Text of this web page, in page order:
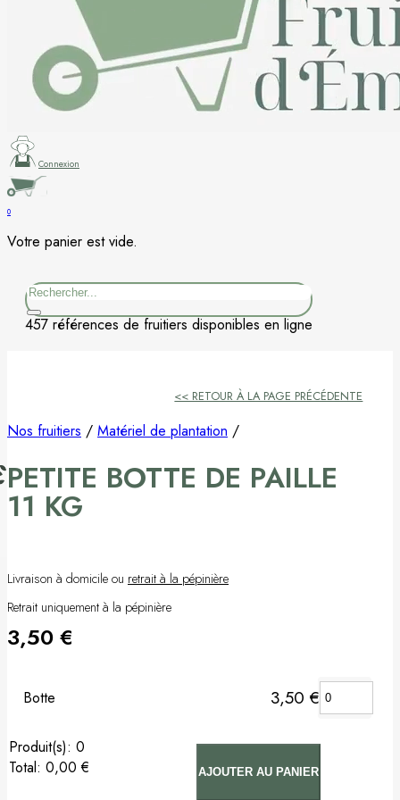
Figuier
Kaki
Nashi
Nectarine
Noisetier
Pêcher
Pommier
Prunier
Porte-greffes & greffons
Carte cadeau
Non classé
Connexion
0
Votre panier est vide.
Rechercher
457 références de fruitiers disponibles en ligne
Nos fruitiers / Matériel de plantation /
PETITE BOTTE DE PAILLE
11 KG
Livraison à domicile ou retrait à la pépinière
Retrait uniquement à la pépinière
3,50 €
Botte 3,50 €
: 0
Total: 0,00 € AJOUTER AU PANIER
<< RETOUR À LA PAGE PRÉCÉDENTE